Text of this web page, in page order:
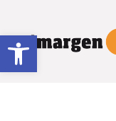
Abrir barra de herramientas